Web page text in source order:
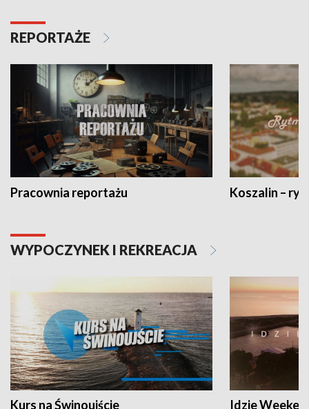
REPORTAŻE
Pracownia reportażu Koszalin –
WYPOCZYNEK I REKREACJA
Kurs na Świnoujście Idzie